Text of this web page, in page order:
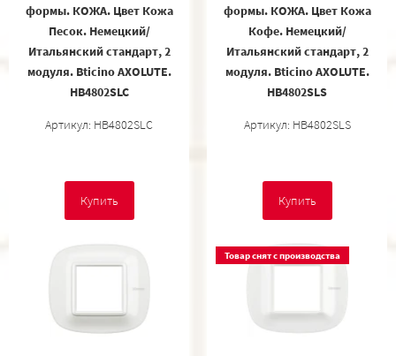
формы. КОЖА. Цвет Кожа
Песок. Немецкий/
Итальянский стандарт, 2
модуля. Bticino AXOLUTE.
HB4802SLC
Артикул: HB4802SLC
Купить
формы. КОЖА. Цвет Кожа
Кофе. Немецкий/
Итальянский стандарт, 2
модуля. Bticino AXOLUTE.
HB4802SLS
Артикул: HB4802SLS
Купить
Товар снят с производства